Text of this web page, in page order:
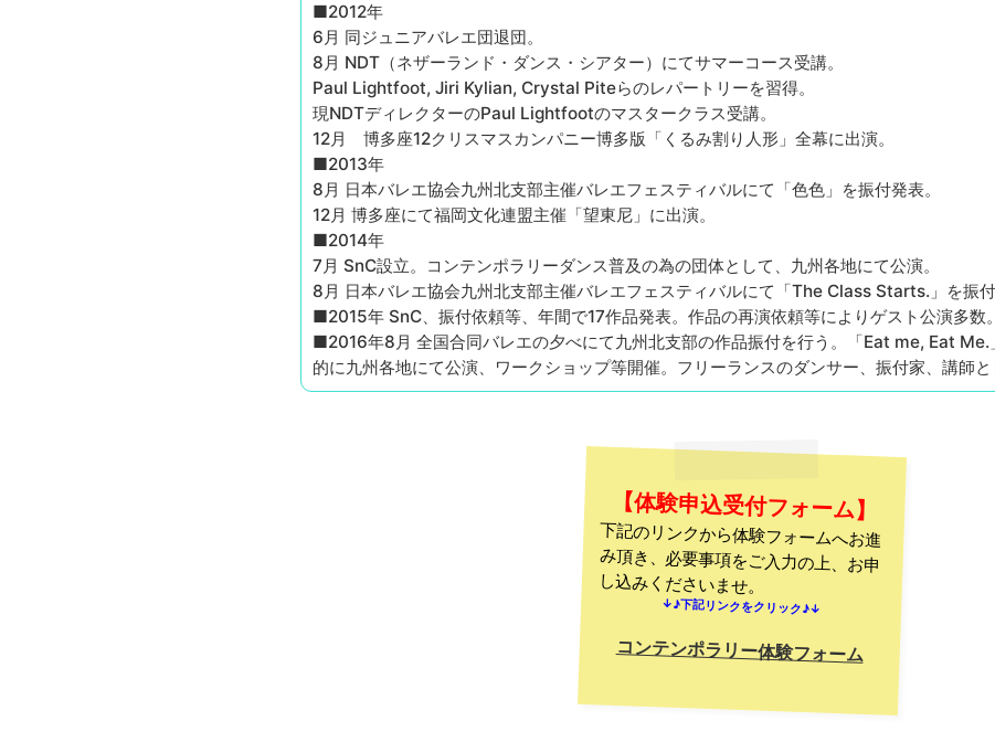
■2012年
6月 同ジュニアバレエ団退団。
8月 NDT（ネザーランド・ダンス・シアター）にてサマーコース受講。
Paul Lightfoot, Jiri Kylian, Crystal Piteらのレパートリーを習得。
現NDTディレクターのPaul Lightfootのマスタークラス受講。
12月 博多座12クリスマスカンパニー博多版「くるみ割り人形」全幕に出演。
■2013年
8月 日本バレエ協会九州北支部主催バレエフェスティバルにて「色色」を振付発表。
12月 博多座にて福岡文化連盟主催「望東尼」に出演。
■2014年
7月 SnC設立。コンテンポラリーダンス普及の為の団体として、九州各地にて公演。
8月 日本バレエ協会九州北支部主催バレエフェスティバルにて「The Class Starts.」を振付
■2015年 SnC、振付依頼等、年間で17作品発表。作品の再演依頼等によりゲスト公演多数。
■2016年8月 全国合同バレエの夕べにて九州北支部の作品振付を行う。「Eat me, Eat Me.
的に九州各地にて公演、ワークショップ等開催。フリーランスのダンサー、振付家、講師と
【体験申込受付フォーム】
下記のリンクから体験フォームへお進
み頂き、必要事項をご入力の上、お申
し込みくださいませ。
↓♪下記リンクをクリック♪↓
コンテンポラリー体験フォーム